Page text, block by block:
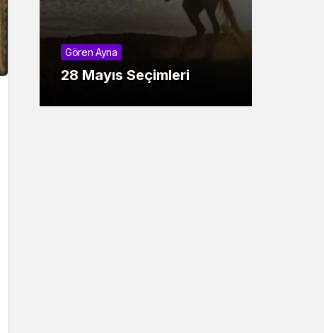
Gören Ayna
28 Mayıs Seçimleri